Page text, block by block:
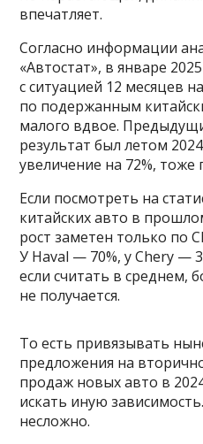
впечатляет.
Согласно информации
«Автостат», в январе
с ситуацией 12 месяцев
по подержанным
малого вдвое.
результат был летом
увеличение на 72%, тоже
Если посмотреть на
китайских авто в
рост заметен только по
У Haval — 70%, у Chery —
если считать в среднем,
не получается.
То есть привязывать
предложения на
продаж новых авто в
искать иную
несложно.